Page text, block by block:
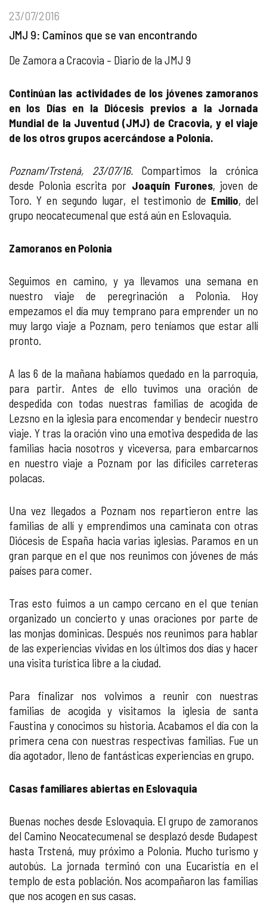
23/07/2016
JMJ 9: Caminos que se van encontrando
De Zamora a Cracovia – Diario de la JMJ 9
Continúan las actividades de los jóvenes zamoranos
en los Días en la Diócesis previos a la Jornada
Mundial de la Juventud (JMJ) de Cracovia, y el viaje
de los otros grupos acercándose a Polonia.
Poznam/Trstená, 23/07/16.Compartimos la crónica
desde Polonia escrita por Joaquín Furones, joven de
Toro. Y en segundo lugar, el testimonio de Emilio, del
grupo neocatecumenal que está aún en Eslovaquia.
Zamoranos en Polonia
Seguimos en camino, y ya llevamos una semana en
nuestro viaje de peregrinación a Polonia. Hoy
empezamos el día muy temprano para emprender un no
muy largo viaje a Poznam, pero teníamos que estar allí
pronto.
A las 6 de la mañana habíamos quedado en la parroquia,
para partir. Antes de ello tuvimos una oración de
despedida con todas nuestras familias de acogida de
Lezsno en la iglesia para encomendar y bendecir nuestro
viaje. Y tras la oración vino una emotiva despedida de las
familias hacia nosotros y viceversa, para embarcarnos
en nuestro viaje a Poznam por las difíciles carreteras
polacas.
Una vez llegados a Poznam nos repartieron entre las
familias de allí y emprendimos una caminata con otras
Diócesis de España hacia varias iglesias. Paramos en un
gran parque en el que nos reunimos con jóvenes de más
países para comer.
Tras esto fuimos a un campo cercano en el que tenían
organizado un concierto y unas oraciones por parte de
las monjas dominicas. Después nos reunimos para hablar
de las experiencias vividas en los últimos dos días y hacer
una visita turística libre a la ciudad.
Para finalizar nos volvimos a reunir con nuestras
familias de acogida y visitamos la iglesia de santa
Faustina y conocimos su historia. Acabamos el día con la
primera cena con nuestras respectivas familias. Fue un
día agotador, lleno de fantásticas experiencias en grupo.
Casas familiares abiertas en Eslovaquia
Buenas noches desde Eslovaquia. El grupo de zamoranos
del Camino Neocatecumenal se desplazó desde Budapest
hasta Trstená, muy próximo a Polonia. Mucho turismo y
autobús. La jornada terminó con una Eucaristía en el
templo de esta población. Nos acompañaron las familias
que nos acogen en sus casas.